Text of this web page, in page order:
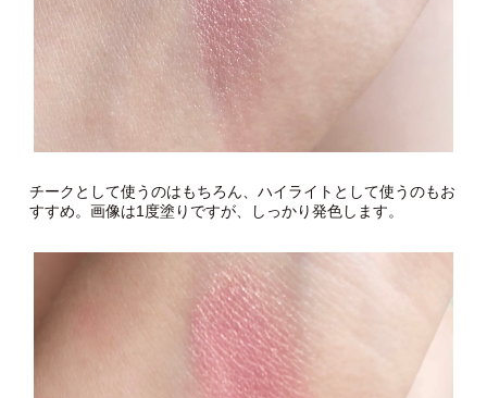
チークとして使うのはもちろん、ハイライトとして使うのもお
すすめ。画像は1度塗りですが、しっかり発色します。